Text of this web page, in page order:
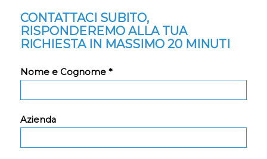
CONTATTACI SUBITO,
RISPONDEREMO ALLA TUA
RICHIESTA IN MASSIMO 20 MINUTI
Nome e Cognome *
Azienda